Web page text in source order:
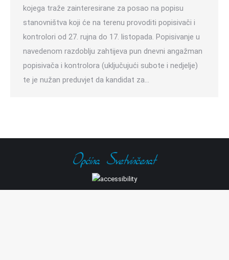
kojega traže zainteresirane za posao na popisu
stanovništva koji će na terenu provoditi popisivači i
kontrolori od 27. rujna do 17. listopada. Popisivanje u
navedenom razdoblju zahtijeva pun dnevni angažman
popisivača i kontrolora (uključujući subote i nedjelje)
te je nužan preduvjet da kandidat za…